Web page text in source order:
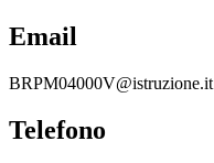
Email
BRPM04000V@istruzione.it
Telefono